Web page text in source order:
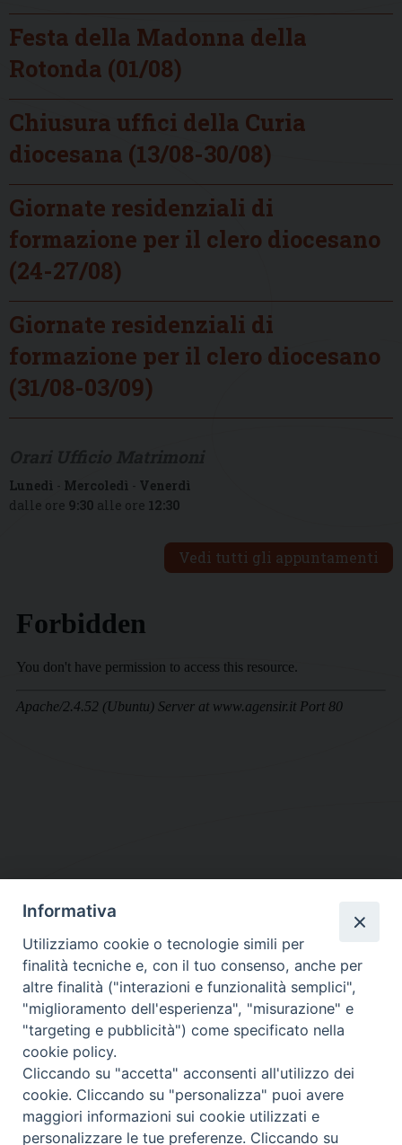
Festa della Madonna della
Rotonda (01/08)
Chiusura uffici della Curia
diocesana (13/08-30/08)
Giornate residenziali di
formazione per il clero diocesano
(24-27/08)
Giornate residenziali di
formazione per il clero diocesano
(31/08-03/09)
Lunedì - Mercoledì - Venerdì
dalle ore 9:30 alle ore 12:30
Vedi tutti gli appuntamenti
DIOCESI SUBURBICARIA DI ALBANO
Contatti:Tel.: 06.93268401 - Fax.: 06.9323844
E-mail:curia@diocesidialbano.it
Orari: dal Lunedì al Venerdì Ore: 9:00 - 13:00
Lunedì, Mercoledì e Venerdì, Ore 9:30 - 12:30
Informativa
Utilizziamo cookie o tecnologie simili per
finalità tecniche e, con il tuo consenso, anche per
altre finalità ("interazioni e funzionalità semplici",
"miglioramento dell'esperienza", "misurazione" e
"targeting e pubblicità") come specificato nella
cookie policy.
Cliccando su "accetta" acconsenti all'utilizzo dei
cookie. Cliccando su "personalizza" puoi avere
maggiori informazioni sui cookie utilizzati e
personalizzare le tue preferenze. Cliccando su